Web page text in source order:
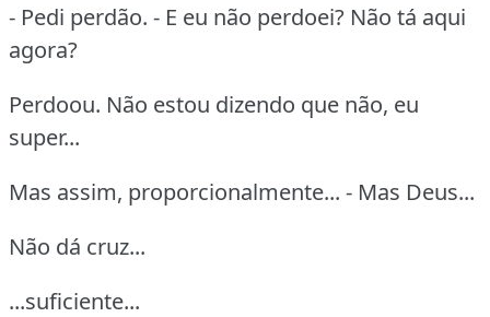
- Pedi perdão. - E eu não perdoei? Não tá aqui
agora?
Perdoou. Não estou dizendo que não, eu
super...
Mas assim, proporcionalmente... - Mas Deus...
Não dá cruz...
...suficiente...